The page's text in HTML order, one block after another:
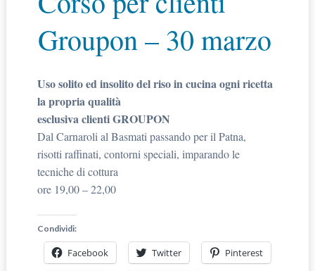
Groupon – 30 marzo
Uso solito ed insolito del riso in cucina ogni ricetta
la propria qualità
esclusiva clienti GROUPON
Dal Carnaroli al Basmati passando per il Patna,
risotti raffinati, contorni speciali, imparando le
tecniche di cottura
ore 19,00 – 22,00
Condividi:
Facebook Twitter Pinterest